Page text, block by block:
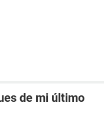
de mi último